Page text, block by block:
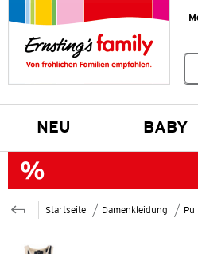
NEU BABY
Startseite Damenkleidung